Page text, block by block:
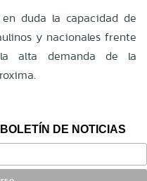
duda la capacidad de
y nacionales frente
alta demanda de la
DE NOTICIAS